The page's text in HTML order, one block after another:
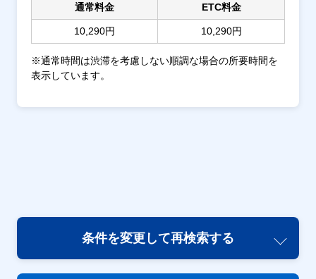
通常料金
10,290円
ETC料金
10,290円
※通常時間は渋滞を考慮しない順調な場合の所要時間を
表示しています。
条件を変更して再検索する